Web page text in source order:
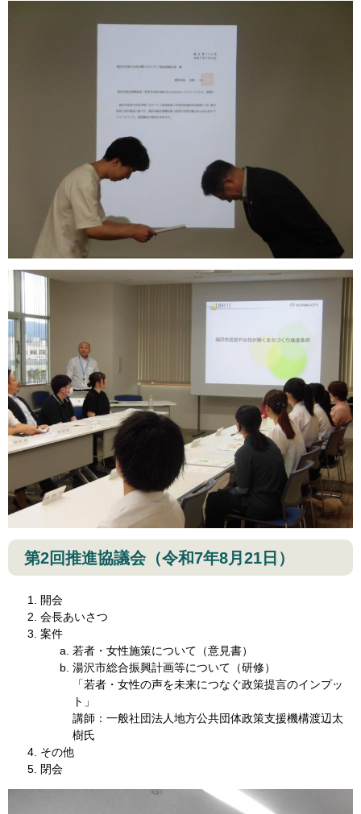
第2回推進協議会（令和7年8月21日）
開会
会長あいさつ
案件​
若者・女性施策について（意見書）
湯沢市総合振興計画等について（研修）
「若者・女性の声を未来につなぐ政策提言のインプッ
ト」
講師：一般社団法人地方公共団体政策支援機構渡辺太
樹氏
その他
閉会